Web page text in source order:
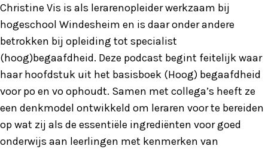
Christine Vis is als lerarenopleider werkzaam bij
hogeschool Windesheim en is daar onder andere
betrokken bij opleiding tot specialist
(hoog)begaafdheid. Deze podcast begint feitelijk waar
haar hoofdstuk uit het basisboek (Hoog) begaafdheid
voor po en vo ophoudt. Samen met collega’s heeft ze
een denkmodel ontwikkeld om leraren voor te bereiden
op wat zij als de essentiële ingrediënten voor goed
onderwijs aan leerlingen met kenmerken van